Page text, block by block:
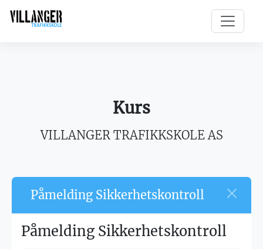
Kurs
VILLANGER TRAFIKKSKOLE AS
Påmelding Sikkerhetskontroll
Påmelding Sikkerhetskontroll